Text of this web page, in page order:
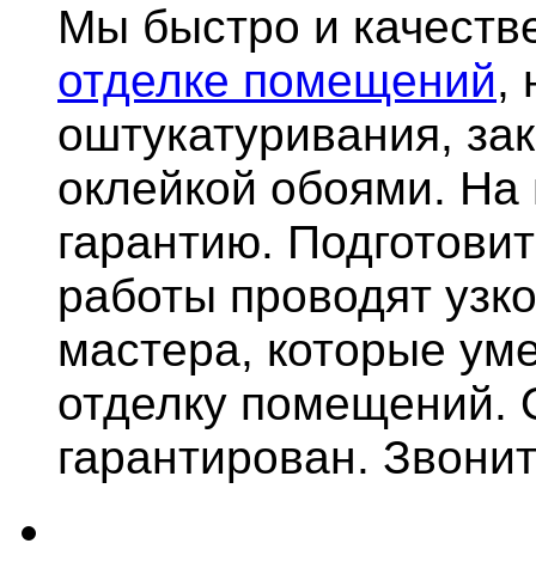
Мы быстро и
отделке помещений,
оштукатуривания,
оклейкой обоями.
гарантию.
работы проводят
мастера, которые
отделку помещений.
гарантирован.